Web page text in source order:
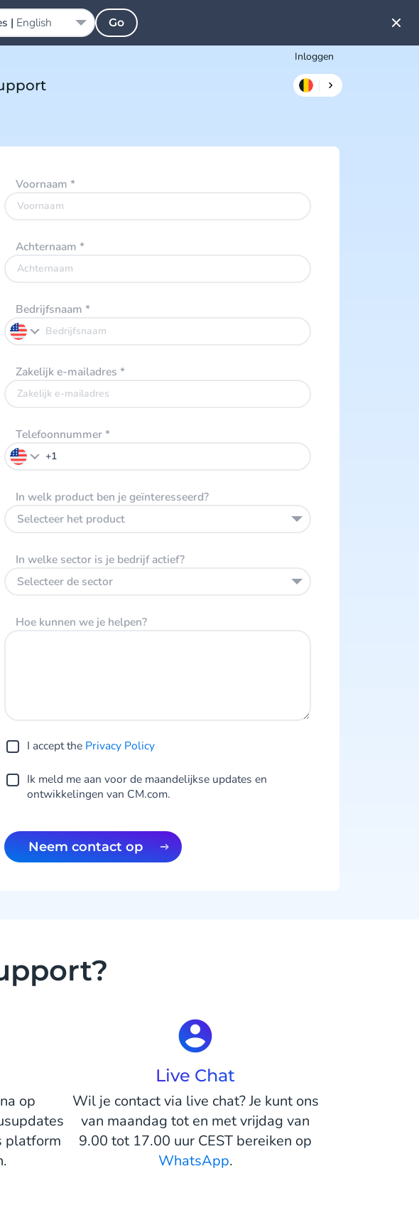
Inloggen
Voornaam *
Achternaam *
Bedrijfsnaam *
Zakelijk e-mailadres *
Telefoonnummer*
In welk product ben je geïnteresseerd?
Selecteer het product
In welke sector is je bedrijf actief?
Selecteer de sector
Hoe kunnen we je helpen?
I accept the Privacy Po licy
Ik meld me aan voor de maandelijkse updates en
ontwikkelingen van CM.com.
Neem contact op
op
platform
Live Chat
Wil je contact via live chat? Je kunt ons
van maandag tot en met vrijdag van
9.00 tot 17.00 uur CEST bereiken op
WhatsApp.
| English Go